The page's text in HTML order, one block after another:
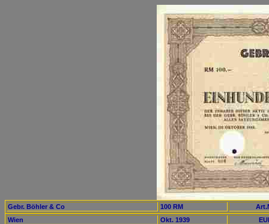
Gebr. Böhler & Co 100 RM
Wien
Okt. 1939